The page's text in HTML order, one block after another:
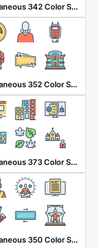
Miscellaneous 342 Color Shadow
Miscellaneous 352 Color Shadow
Miscellaneous 373 Color Shadow
Miscellaneous 350 Color Shadow